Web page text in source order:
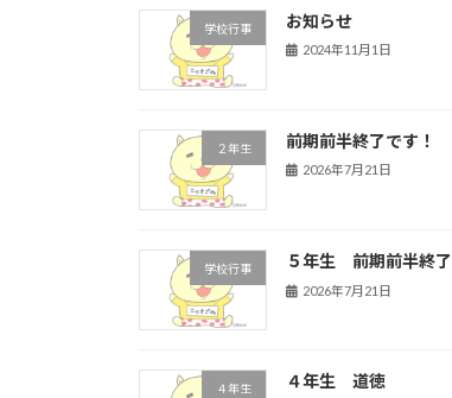
学校行事 お知らせ
2024年11月1日
２年生 前期前半終了です！
2026年7月21日
学校行事 ５年生 前期前半終了
2026年7月21日
４年生 ４年生 道徳